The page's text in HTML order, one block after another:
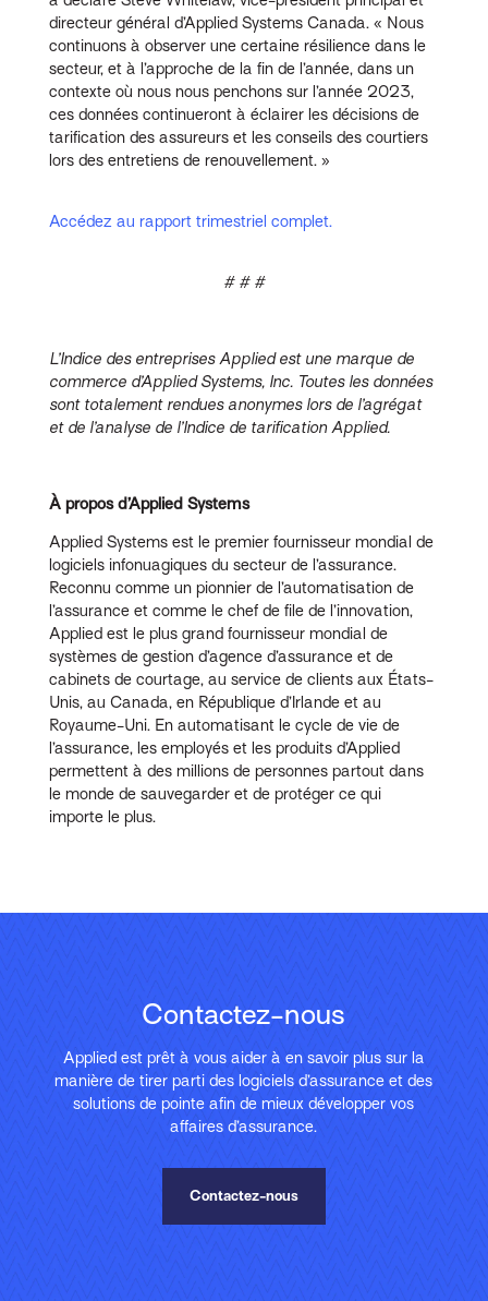
directeur général d’Applied Systems Canada. « Nous
continuons à observer une certaine résilience dans le
secteur, et à l’approche de la fin de l’année, dans un
contexte où nous nous penchons sur l’année 2023,
ces données continueront à éclairer les décisions de
tarification des assureurs et les conseils des courtiers
lors des entretiens de renouvellement. »
Accédez au rapport trimestriel complet.
# # #
L’Indice des entreprises Applied est une marque de
commerce d’Applied Systems, Inc. Toutes les données
sont totalement rendues anonymes lors de l’agrégat
et de l’analyse de l’Indice de tarification Applied.
À propos d’Applied Systems
Applied Systems est le premier fournisseur mondial de
logiciels infonuagiques du secteur de l’assurance.
Reconnu comme un pionnier de l’automatisation de
l’assurance et comme le chef de file de l’innovation,
Applied est le plus grand fournisseur mondial de
systèmes de gestion d’agence d’assurance et de
cabinets de courtage, au service de clients aux États-
Unis, au Canada, en République d’Irlande et au
Royaume-Uni. En automatisant le cycle de vie de
l’assurance, les employés et les produits d’Applied
permettent à des millions de personnes partout dans
le monde de sauvegarder et de protéger ce qui
importe le plus.
Contactez-nous
Applied est prêt à vous aider à en savoir plus sur la
manière de tirer parti des logiciels d’assurance et des
solutions de pointe afin de mieux développer vos
affaires d’assurance.
Contactez-nous